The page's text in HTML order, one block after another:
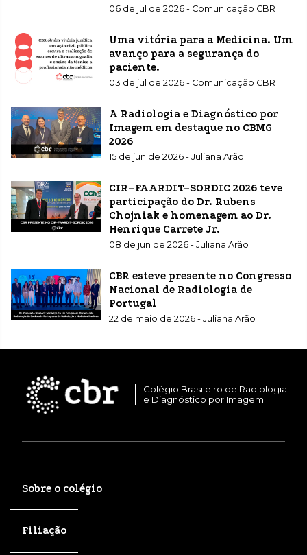
06 de jul de 2026 - Comunicação CBR
Uma vitória para a Medicina. Um
avanço para a segurança do
paciente.
03 de jul de 2026 - Comunicação CBR
A Radiologia e Diagnóstico por
Imagem em destaque no CBMG
2026
15 de jun de 2026 - Juliana Arão
CIR–FAARDIT–SORDIC 2026 teve
participação do Dr. Rubens
Chojniak e homenagem ao Dr.
Henrique Carrete Jr.
08 de jun de 2026 - Juliana Arão
CBR esteve presente no Congresso
Nacional de Radiologia de
Portugal
22 de maio de 2026 - Juliana Arão
Colégio Brasileiro de Radiologia
e Diagnóstico por Imagem
Sobre o colégio
Filiação